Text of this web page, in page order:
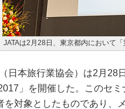
JATAは2月28日、東京都内において
日本旅行業協会）は2月28
」を開催した。このセ
を対象としたものであり、